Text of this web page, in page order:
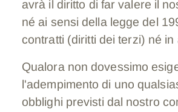
avrà il diritto di far valere il
né ai sensi della legge del
contratti (diritti dei terzi) né in
Qualora non dovessimo
l'adempimento di uno
obblighi previsti dal nostro